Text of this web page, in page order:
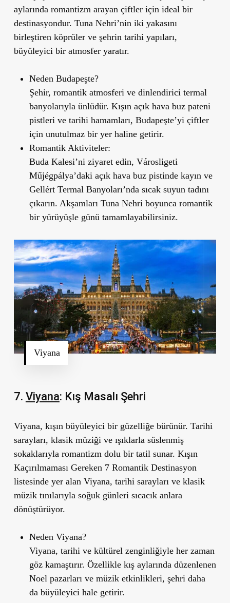
aylarında romantizm arayan çiftler için ideal bir
destinasyondur. Tuna Nehri’nin iki yakasını
birleştiren köprüler ve şehrin tarihi yapıları,
büyüleyici bir atmosfer yaratır.
Neden Budapeşte?
Şehir, romantik atmosferi ve dinlendirici termal
banyolarıyla ünlüdür. Kışın açık hava buz pateni
pistleri ve tarihi hamamları, Budapeşte’yi çiftler
için unutulmaz bir yer haline getirir.
Romantik Aktiviteler:
Buda Kalesi’ni ziyaret edin, Városligeti
Műjégpálya’daki açık hava buz pistinde kayın ve
Gellért Termal Banyoları’nda sıcak suyun tadını
çıkarın. Akşamları Tuna Nehri boyunca romantik
bir yürüyüşle günü tamamlayabilirsiniz.
Viyana
7. Viyana: Kış Masalı Şehri
Viyana, kışın büyüleyici bir güzelliğe bürünür. Tarihi
sarayları, klasik müziği ve ışıklarla süslenmiş
sokaklarıyla romantizm dolu bir tatil sunar. Kışın
Kaçırılmaması Gereken 7 Romantik Destinasyon
listesinde yer alan Viyana, tarihi sarayları ve klasik
müzik tınılarıyla soğuk günleri sıcacık anlara
dönüştürüyor.
Neden Viyana?
Viyana, tarihi ve kültürel zenginliğiyle her zaman
göz kamaştırır. Özellikle kış aylarında düzenlenen
Noel pazarları ve müzik etkinlikleri, şehri daha
da büyüleyici hale getirir.